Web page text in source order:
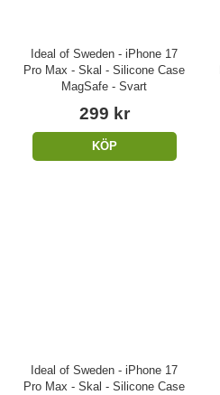
Ideal of Sweden - iPhone 17
Pro Max - Skal - Silicone Case
MagSafe - Svart
299 kr
KÖP
Ideal of Sweden - iPhone 17
Pro Max - Skal - Silicone Case